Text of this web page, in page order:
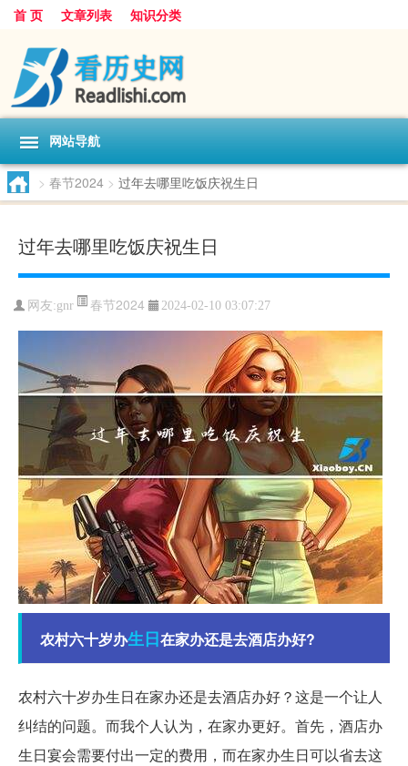
首 页 文章列表 知识分类
网站导航
> 春节2024 > 过年去哪里吃饭庆祝生日
过年去哪里吃饭庆祝生日
网友:gnr 春节2024 2024-02-10 03:07:27
农村六十岁办生日在家办还是去酒店办好?
农村六十岁办生日在家办还是去酒店办好？这是一个让人
纠结的问题。而我个人认为，在家办更好。首先，酒店办
生日宴会需要付出一定的费用，而在家办生日可以省去这